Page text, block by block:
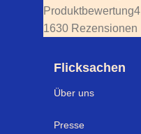
Produktbewertung
1630 Rezensionen
Flicksachen
Über uns
Presse